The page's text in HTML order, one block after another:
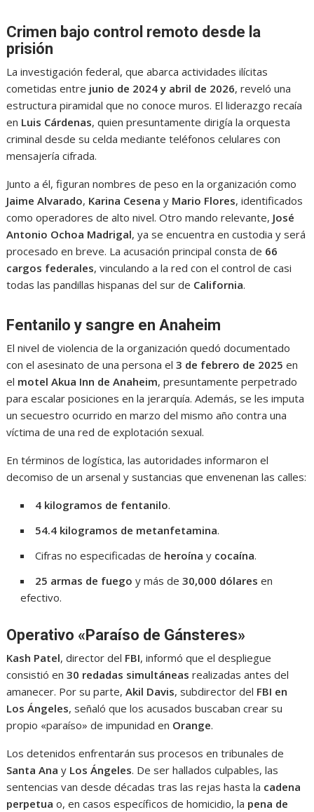
Crimen bajo control remoto desde la
prisión
La investigación federal, que abarca actividades ilícitas
cometidas entre junio de 2024 y abril de 2026, reveló una
estructura piramidal que no conoce muros. El liderazgo recaía
en Luis Cárdenas, quien presuntamente dirigía la orquesta
criminal desde su celda mediante teléfonos celulares con
mensajería cifrada.
Junto a él, figuran nombres de peso en la organización como
Jaime Alvarado, Karina Cesena y Mario Flores, identificados
como operadores de alto nivel. Otro mando relevante, José
Antonio Ochoa Madrigal, ya se encuentra en custodia y será
procesado en breve. La acusación principal consta de 66
cargos federales, vinculando a la red con el control de casi
todas las pandillas hispanas del sur de California.
Fentanilo y sangre en Anaheim
El nivel de violencia de la organización quedó documentado
con el asesinato de una persona el3 de febrero de 2025 en
el motel Akua Inn de Anaheim, presuntamente perpetrado
para escalar posiciones en la jerarquía. Además, se les imputa
un secuestro ocurrido en marzo del mismo año contra una
víctima de una red de explotación sexual.
En términos de logística, las autoridades informaron el
decomiso de un arsenal y sustancias que envenenan las calles:
4 kilogramos de fentanilo.
54.4 kilogramos de metanfetamina.
Cifras no especificadas de heroína y cocaína.
25 armas de fuego y más de30,000 dólares en
efectivo.
Operativo «Paraíso de Gánsteres»
Kash Patel, director del FBI, informó que el despliegue
consistió en30 redadas simultáneas realizadas antes del
amanecer. Por su parte,Akil Davis, subdirector del FBI en
Los Ángeles, señaló que los acusados buscaban crear su
propio «paraíso» de impunidad en Orange.
Los detenidos enfrentarán sus procesos en tribunales de
Santa Ana y Los Ángeles. De ser hallados culpables, las
sentencias van desde décadas tras las rejas hasta la cadena
perpetua o, en casos específicos de homicidio, la pena de